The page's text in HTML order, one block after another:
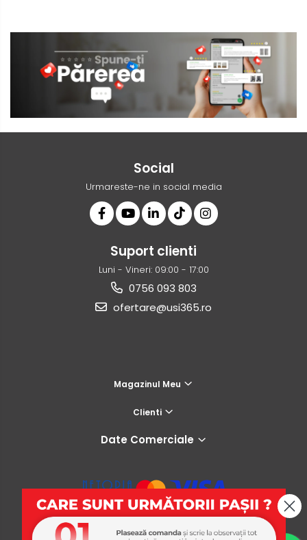
Social
Urmareste-ne in social media
Suport clienti
Luni - Vineri: 09:00 - 17:00
0756 093 803
ofertare@usi365.ro
Magazinul Meu
Clienti
Date Comerciale